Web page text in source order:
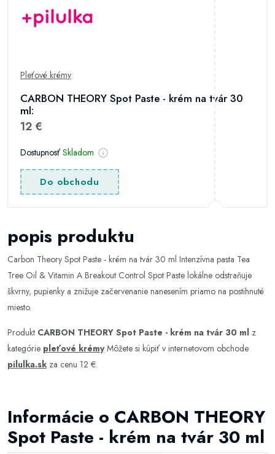
Pleťové krémy
CARBON THEORY Spot Paste - krém na tvár 30
ml:
12 €
Dostupnosť Skladom
Do obchodu
popis produktu
Carbon Theory Spot Paste - krém na tvár 30 ml Intenzívna pasta Tea
Tree Oil & Vitamin A Breakout Control Spot Paste lokálne odstraňuje
škvrny, pupienky a znižuje začervenanie nanesením priamo na postihnuté
miesto.
Produkt CARBON THEORY Spot Paste - krém na tvár 30 ml z
kategórie pleťové krémyMôžete si kúpiť v internetovom obchode
pilulka.sk za cenu 12 €.
Informácie o CARBON THEORY
Spot Paste - krém na tvár 30 ml